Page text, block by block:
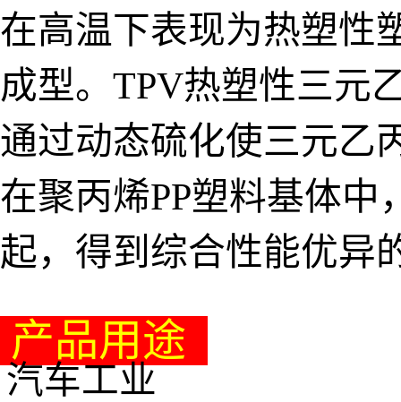
在高温下表现为热塑性
成型。TPV热塑性三元
通过动态硫化使三元乙
在聚丙烯PP塑料基体
起，得到综合性能优异
产品用途
汽车工业